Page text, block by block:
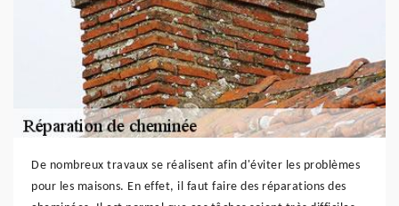
De nombreux travaux se réalisent afin d'éviter les problèmes
pour les maisons. En effet, il faut faire des réparations des